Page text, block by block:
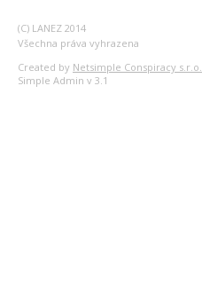
(C) LANEZ 2014
Všechna práva vyhrazena
Created by Netsimple Conspiracy s.r.o.
Simple Admin v 3.1